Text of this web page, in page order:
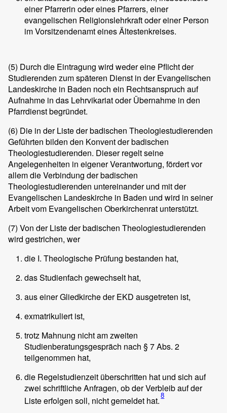
einer Pfarrerin oder eines Pfarrers, einer
evangelischen Religionslehrkraft oder einer Person
im Vorsitzendenamt eines Ältestenkreises.
(5) Durch die Eintragung wird weder eine Pflicht der
Studierenden zum späteren Dienst in der Evangelischen
Landeskirche in Baden noch ein Rechtsanspruch auf
Aufnahme in das Lehrvikariat oder Übernahme in den
Pfarrdienst begründet.
(6) Die in der Liste der badischen Theologiestudierenden
Geführten bilden den Konvent der badischen
Theologiestudierenden. Dieser regelt seine
Angelegenheiten in eigener Verantwortung, fördert vor
allem die Verbindung der badischen
Theologiestudierenden untereinander und mit der
Evangelischen Landeskirche in Baden und wird in seiner
Arbeit vom Evangelischen Oberkirchenrat unterstützt.
(7) Von der Liste der badischen Theologiestudierenden
wird gestrichen, wer
die I. Theologische Prüfung bestanden hat,
das Studienfach gewechselt hat,
aus einer Gliedkirche der EKD ausgetreten ist,
exmatrikuliert ist,
trotz Mahnung nicht am zweiten
Studienberatungsgespräch nach § 7 Abs. 2
teilgenommen hat,
die Regelstudienzeit überschritten hat und sich auf
zwei schriftliche Anfragen, ob der Verbleib auf der
Liste erfolgen soll, nicht gemeldet hat.8